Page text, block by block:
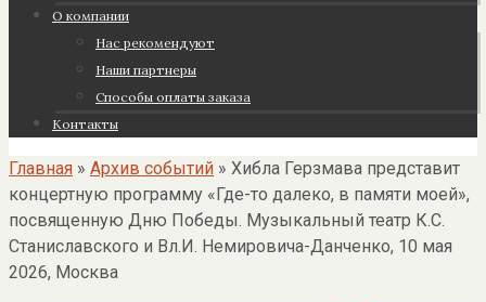
О компании
Нас рекомендуют
Наши партнеры
Cпособы оплаты заказа
Контакты
Главная » Архив событий » Хибла Герзмава представит
концертную программу «Где-то далеко, в памяти моей»,
посвященную Дню Победы. Музыкальный театр К.С.
Станиславского и Вл.И. Немировича-Данченко, 10 мая
2026, Москва